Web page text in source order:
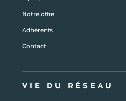
Notre offre
Adhérents
Contact
VIE DU RÉSEAU